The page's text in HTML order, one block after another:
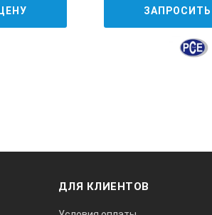
ДЛЯ КЛИЕНТОВ